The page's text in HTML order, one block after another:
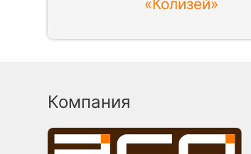
«Колизей»
Компания